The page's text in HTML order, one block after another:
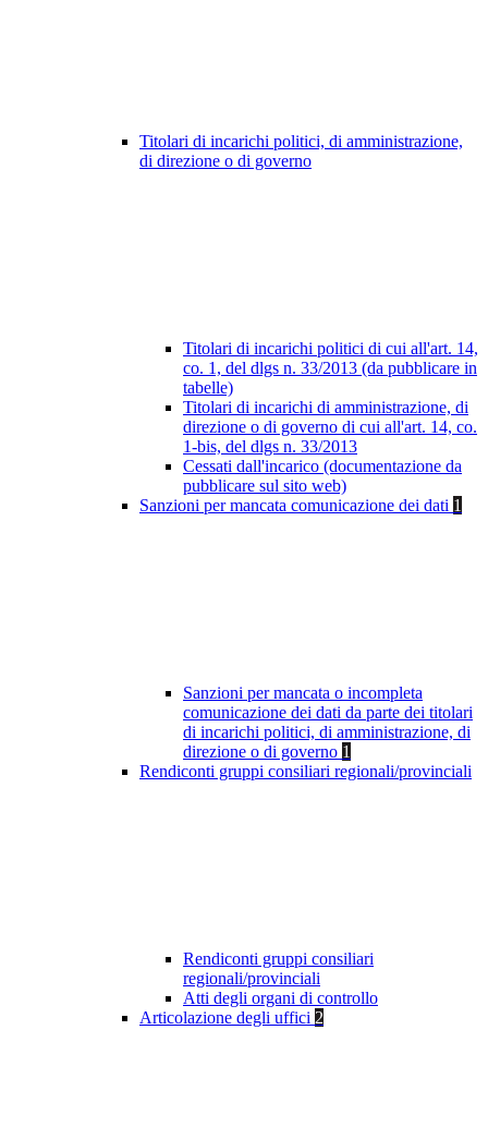
Titolari di incarichi politici, di amministrazione,
di direzione o di governo
Titolari di incarichi politici di cui all'art. 14,
co. 1, del dlgs n. 33/2013 (da pubblicare in
tabelle)
Titolari di incarichi di amministrazione, di
direzione o di governo di cui all'art. 14, co.
1-bis, del dlgs n. 33/2013
Cessati dall'incarico (documentazione da
pubblicare sul sito web)
Sanzioni per mancata comunicazione dei dati 1
Sanzioni per mancata o incompleta
comunicazione dei dati da parte dei titolari
di incarichi politici, di amministrazione, di
direzione o di governo 1
Rendiconti gruppi consiliari regionali/provinciali
Rendiconti gruppi consiliari
regionali/provinciali
Atti degli organi di controllo
Articolazione degli uffici 2